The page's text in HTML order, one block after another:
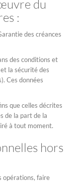
du
:
des créances
des conditions et
la sécurité des
Ces données
que celles décrites
de la part de la
à tout moment.
hors
opérations, faire